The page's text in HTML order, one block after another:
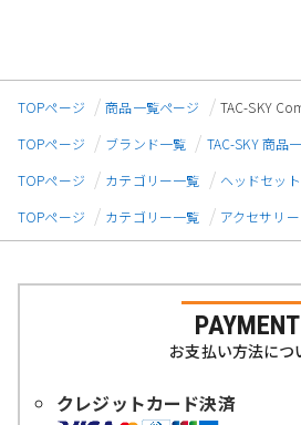
TOPページ 商品一覧ページ
TAC-SKY
TOPページ
ブランド一覧 TAC-SKY 商品
TOPページ
カテゴリー一覧
ヘッドセッ
TOPページ
カテゴリー一覧 アクセサリ
PAYMENT
お支払い方法につ
クレジットカード決済